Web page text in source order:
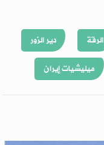
الرقة
دير الزور
ميليشيات إيران